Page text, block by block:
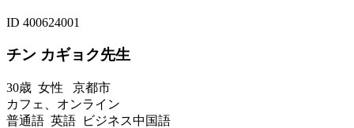
ID 400624001
チン カギョク先生
30歳 女性 京都市
カフェ、オンライン
普通語 英語 ビジネス中国語